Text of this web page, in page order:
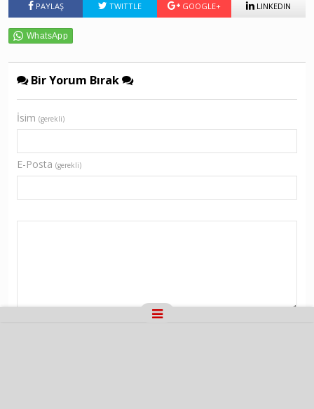
PAYLAŞ TWITTLE GOOGLE+ LINKEDIN
Bir Yorum Bırak
İsim (gerekli)
E-Posta (gerekli)